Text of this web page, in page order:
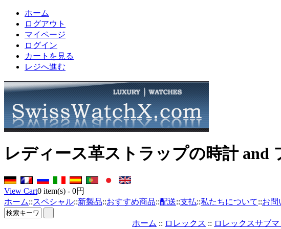
ホーム
ログアウト
マイページ
ログイン
カートを見る
レジへ進む
レディース革ストラップの時計 and
View Cart0 item(s) - 0円
ホーム::スペシャル::新製品::おすすめ商品::配送::支払::私たちについて::お問
ホーム :: ロレックス :: ロレックスサブ